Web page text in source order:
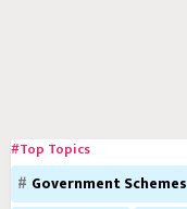
#Top Topics
Government Schemes